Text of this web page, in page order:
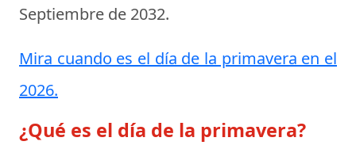
Septiembre de 2032.
Mira cuando es el día de la primavera en el
2026.
¿Qué es el día de la primavera?